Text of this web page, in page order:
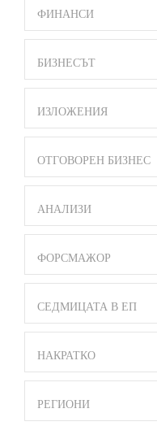
ФИНАНСИ
БИЗНЕСЪТ
ИЗЛОЖЕНИЯ
ОТГОВОРЕН БИЗНЕС
АНАЛИЗИ
ФОРСМАЖОР
СЕДМИЦАТА В ЕП
НАКРАТКО
РЕГИОНИ